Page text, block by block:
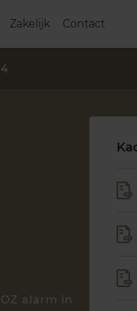
Zakelijk Contact
alarm in